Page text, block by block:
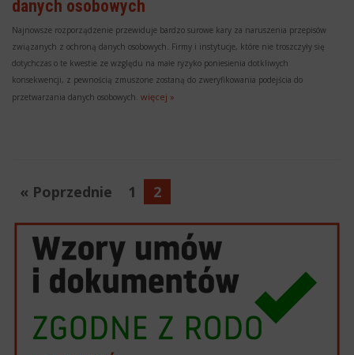
danych osobowych
Najnowsze rozporządzenie przewiduje bardzo surowe kary za naruszenia przepisów
związanych z ochroną danych osobowych. Firmy i instytucje, które nie troszczyły się
dotychczas o te kwestie ze względu na małe ryzyko poniesienia dotkliwych
konsekwencji, z pewnością zmuszone zostaną do zweryfikowania podejścia do
przetwarzania danych osobowych. więcej »
« Poprzednie 1 2